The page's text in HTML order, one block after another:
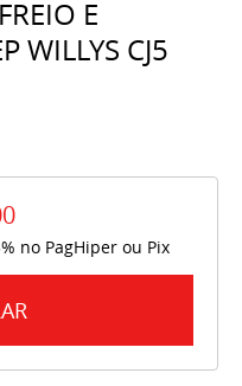
E
WILLYS CJ5
no PagHiper ou Pix